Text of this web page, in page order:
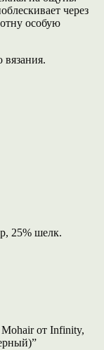
через
особую
25% шелк.
от Infinity,